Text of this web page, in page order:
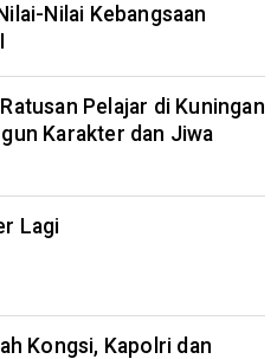
Nilai Kebangsaan
Pelajar di Kuningan
Karakter dan Jiwa
Lagi
Kongsi, Kapolri dan